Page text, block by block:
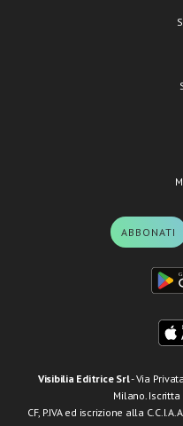
ABBONATI
Visibilia Editrice Srl- Via
Milano. Iscritta
CF, P.IVA ed iscrizione alla